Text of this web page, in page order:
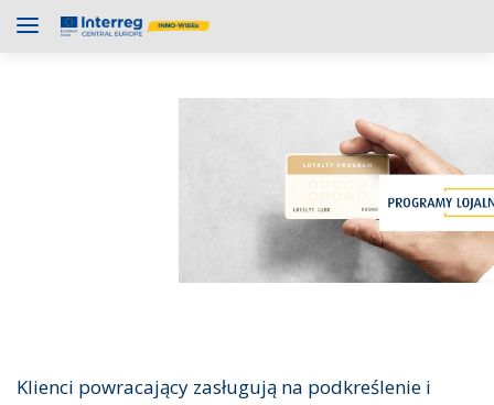
Klienci powracający zasługują na podkreślenie i